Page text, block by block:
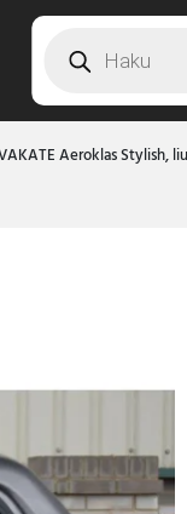
search
Aeroklas Stylish,